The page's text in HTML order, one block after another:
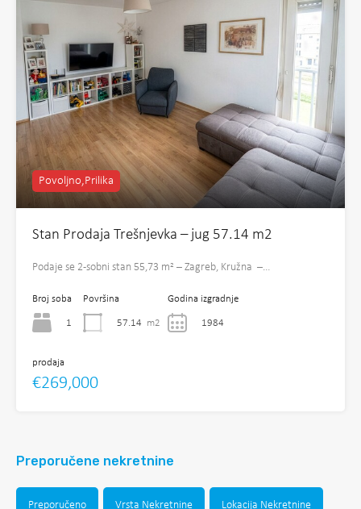
Povoljno,Prilika
Stan Prodaja Trešnjevka – jug 57.14 m2
Podaje se 2-sobni stan 55,73 m² – Zagreb, Kružna –…
Broj soba
1
Površina
57.14 m2
Godina izgradnje
1984
prodaja
€269,000
Preporučene nekretnine
Preporučeno Vrsta Nekretnine Lokacija Nekretnine